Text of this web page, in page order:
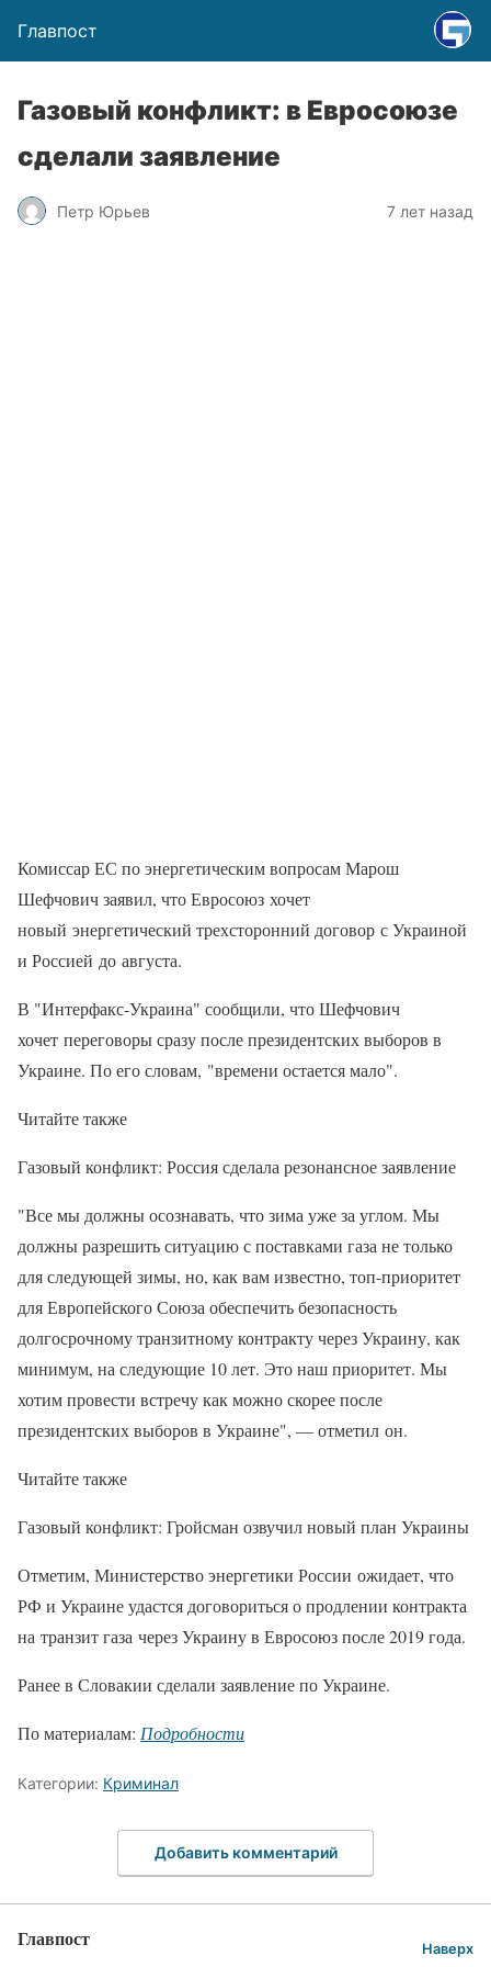
Главпост
Газовый конфликт: в Евросоюзе
сделали заявление
Петр Юрьев 7 лет назад
Комиссар ЕС по энергетическим вопросам Марош
Шефчович заявил, что Евросоюз хочет
новый энергетический трехсторонний договор с Украиной
и Россией до августа.
В "Интерфакс-Украина" сообщили, что Шефчович
хочет переговоры сразу после президентских выборов в
Украине. По его словам, "времени остается мало".
Читайте также
Газовый конфликт: Россия сделала резонансное заявление
"Все мы должны осознавать, что зима уже за углом. Мы
должны разрешить ситуацию с поставками газа не только
для следующей зимы, но, как вам известно, топ-приоритет
для Европейского Союза обеспечить безопасность
долгосрочному транзитному контракту через Украину, как
минимум, на следующие 10 лет. Это наш приоритет. Мы
хотим провести встречу как можно скорее после
президентских выборов в Украине", — отметил он.
Читайте также
Газовый конфликт: Гройсман озвучил новый план Украины
Отметим, Министерство энергетики России ожидает, что
РФ и Украине удастся договориться о продлении контракта
на транзит газа через Украину в Евросоюз после 2019 года.
Ранее в Словакии сделали заявление по Украине.
По материалам: Подробности
Категории: Криминал
Добавить комментарий
Главпост Наверх